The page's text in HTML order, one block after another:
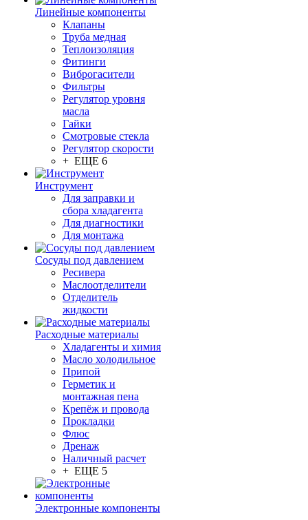
Линейные компоненты
Клапаны
Труба медная
Теплоизоляция
Фитинги
Виброгасители
Фильтры
Регулятор уровня
масла
Гайки
Смотровые стекла
Регулятор скорости
+ ЕЩЕ 6
Инструмент
Для заправки и
сбора хладагента
Для диагностики
Для монтажа
Сосуды под давлением
Ресивера
Маслоотделители
Отделитель
жидкости
Расходные материалы
Хладагенты и химия
Масло холодильное
Припой
Герметик и
монтажная пена
Крепёж и провода
Прокладки
Флюс
Дренаж
Наличный расчет
+ ЕЩЕ 5
Электронные компоненты